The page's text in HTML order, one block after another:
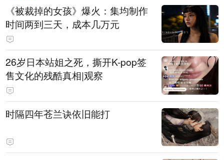
《被裁掉的女孩》爆火：集均制作
时间两到三天，成本几万元
​26岁日本站姐之死，撕开K-pop签
售文化的残酷真相|观察
时隔四年苍兰诀依旧能打